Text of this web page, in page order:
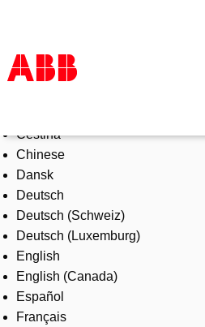
Products & Solutions
Industries
Services
About us
Where to buy
Contact us
Careers
Čeština
Chinese
Dansk
Deutsch
Deutsch (Schweiz)
Deutsch (Luxemburg)
English
English (Canada)
Español
Français